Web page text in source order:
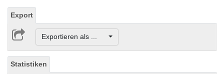
Export
Exportieren als ...
Statistiken